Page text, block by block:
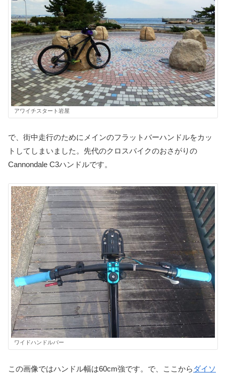
アワイチスタート岩屋
で、街中走行のためにメインのフラットバーハンドルをカッ
トしてしまいました。先代のクロスバイクのおさがりの
Cannondale C3ハンドルです。
ワイドハンドルバー
この画像ではハンドル幅は60cm強です。で、ここから ダイソ